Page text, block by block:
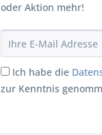
oder Aktion mehr!
Ich habe die
zur Kenntnis